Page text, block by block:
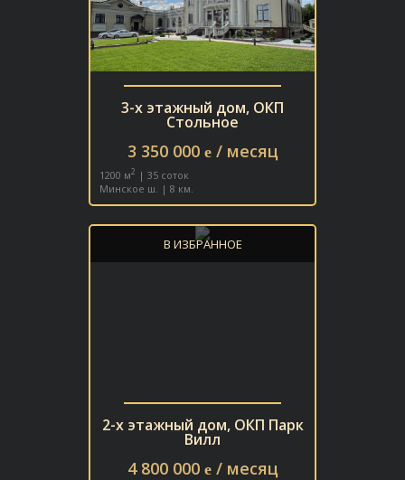
МЕБЕЛЬ:
Есть Нет
3-х этажный дом, ОКП
Стольное
3 350 000 e/ месяц
1200 м2 | 35 соток
Минское ш. | 8 км.
2-х этажный дом, ОКП Парк
Вилл
4 800 000 e/ месяц
В ИЗБРАННОЕ